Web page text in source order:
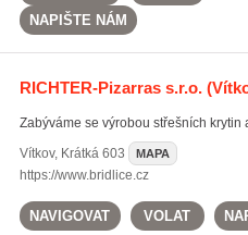
NAPIŠTE NÁM
RICHTER-Pizarras s.r.o.
Zabýváme se výrobou střešních krytin
Vítkov, Krátká 603 MAPA
https://www.bridlice.cz
NAVIGOVAT VOLAT